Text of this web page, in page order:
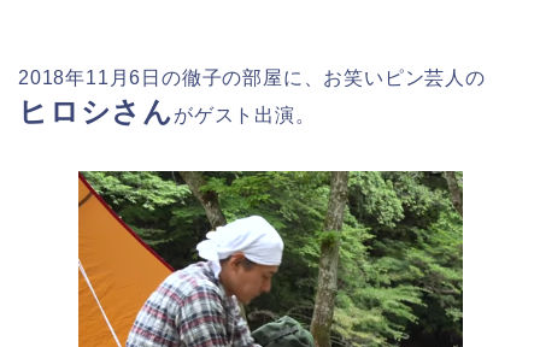
2018年11月6日の徹子の部屋に、お笑いピン芸人の
ヒロシさんがゲスト出演。